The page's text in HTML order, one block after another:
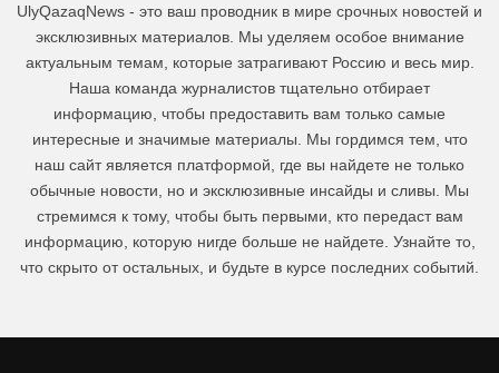
UlyQazaqNews - это ваш проводник в мире срочных новостей и
эксклюзивных материалов. Мы уделяем особое внимание
актуальным темам, которые затрагивают Россию и весь мир.
Наша команда журналистов тщательно отбирает
информацию, чтобы предоставить вам только самые
интересные и значимые материалы. Мы гордимся тем, что
наш сайт является платформой, где вы найдете не только
обычные новости, но и эксклюзивные инсайды и сливы. Мы
стремимся к тому, чтобы быть первыми, кто передаст вам
информацию, которую нигде больше не найдете. Узнайте то,
что скрыто от остальных, и будьте в курсе последних событий.